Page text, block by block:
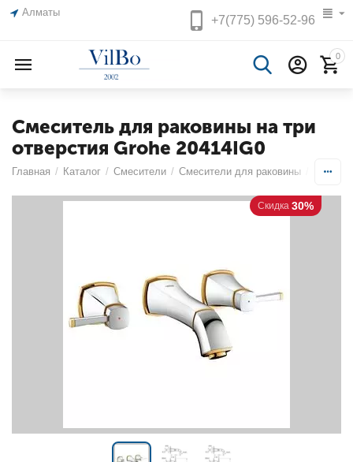
Алматы
+7(775)596-52-96
0
Смеситель для раковины на три
отверстия Grohe 20414IG0
Главная / Каталог / Смесители / Смесители для раковины
Скидка 30%